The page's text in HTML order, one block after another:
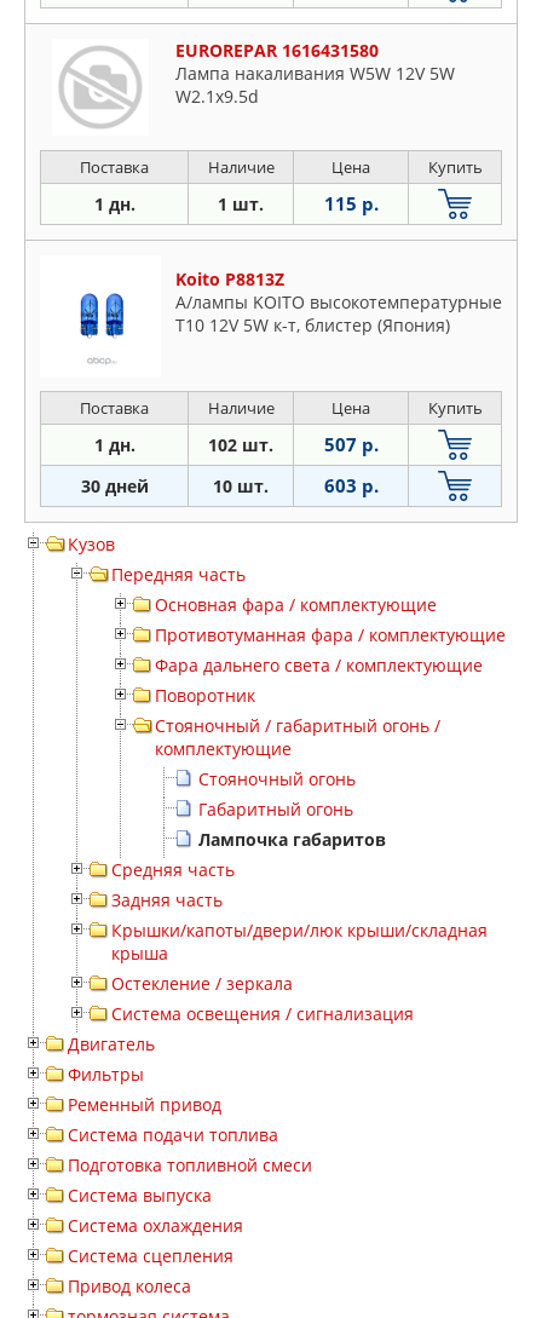
EUROREPAR 1616431580
Лампа накаливания W5W 12V 5W
W2.1x9.5d
Поставка Наличие Цена Купить
1 дн. 1 шт. 115 р.
Koito P8813Z
А/лампы KOITO высокотемпературные
T10 12V 5W к-т, блистер (Япония)
Поставка Наличие Цена Купить
1 дн. 102 шт. 507 р.
30 дней 10 шт. 603 р.
Кузов
Передняя часть
Основная фара / комплектующие
Противотуманная фара / комплектующие
Фара дальнего света / комплектующие
Поворотник
Стояночный / габаритный огонь /
комплектующие
Стояночный огонь
Габаритный огонь
Лампочка габаритов
Средняя часть
Задняя часть
Крышки/капоты/двери/люк крыши/складная
крыша
Остекление / зеркала
Система освещения / сигнализация
Двигатель
Фильтры
Ременный привод
Система подачи топлива
Подготовка топливной смеси
Система выпуска
Система охлаждения
Система сцепления
Привод колеса